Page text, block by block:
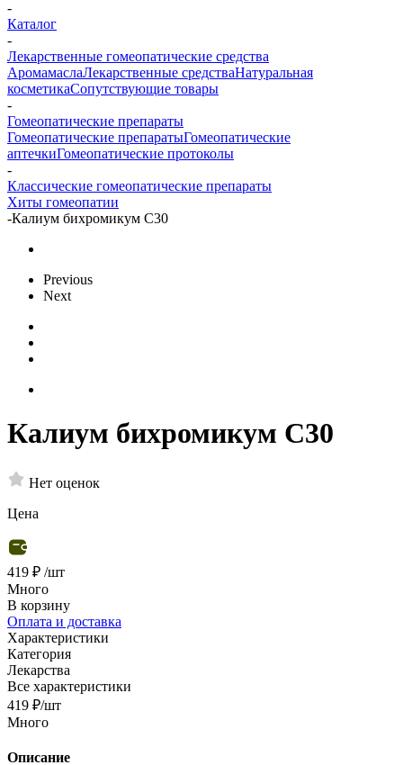
-
Каталог
-
Лекарственные гомеопатические средства
АромамаслаЛекарственные средстваНатуральная
косметикаСопутствующие товары
-
Гомеопатические препараты
Гомеопатические препаратыГомеопатические
аптечкиГомеопатические протоколы
-
Классические гомеопатические препараты
Хиты гомеопатии
-Калиум бихромикум С30
Previous
Next
Калиум бихромикум С30
Нет оценок
Цена
419 ₽ /шт
Много
В корзину
Оплата и доставка
Характеристики
Категория
Лекарства
Все характеристики
419 ₽/шт
Много
Описание